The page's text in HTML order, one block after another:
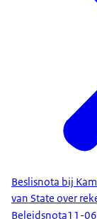
Beslisnota bij
van State over
Beleidsnota11-